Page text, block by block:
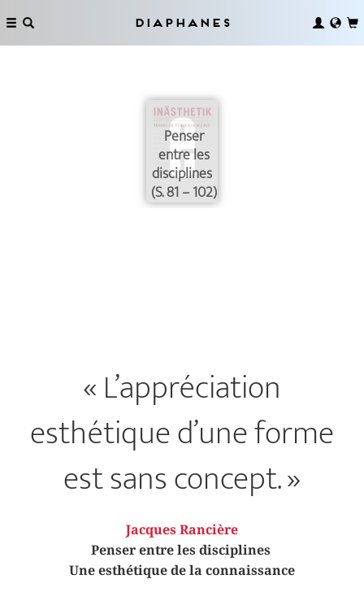
Diaphanes
Penser
entre les
disciplines
(S. 81 – 102)
« L’appréciation
esthétique d’une forme
est sans concept. »
Jacques Rancière
Penser entre les disciplines
Une esthétique de la connaissance